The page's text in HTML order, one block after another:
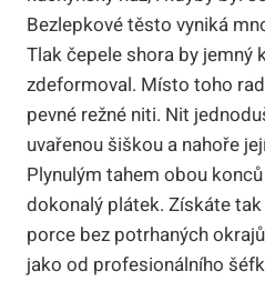
Bezlepkové těsto vyniká
Tlak čepele shora by jemný
zdeformoval. Místo toho
pevné režné niti. Nit
uvařenou šiškou a nahoře
Plynulým tahem obou
dokonalý plátek. Získáte
porce bez potrhaných
jako od profesionálního